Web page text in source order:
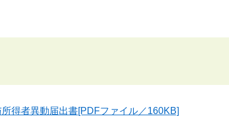
得者異動届出書[PDFファイル／160KB]